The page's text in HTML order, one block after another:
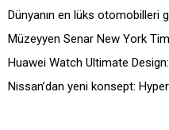
Dünyanın en lüks otomobilleri
Müzeyyen Senar New York
Huawei Watch Ultimate
Nissan’dan yeni konsept: